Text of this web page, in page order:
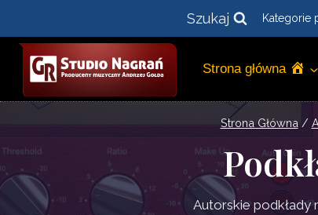
do
treści
Szukaj Kategorie
Strona główna
Strona Główna /
Autorskie podkłady